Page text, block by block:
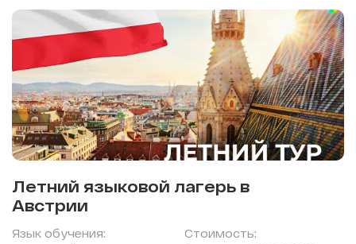
Летний языковой лагерь в
Австрии
Язык обучения:
Стоимость: